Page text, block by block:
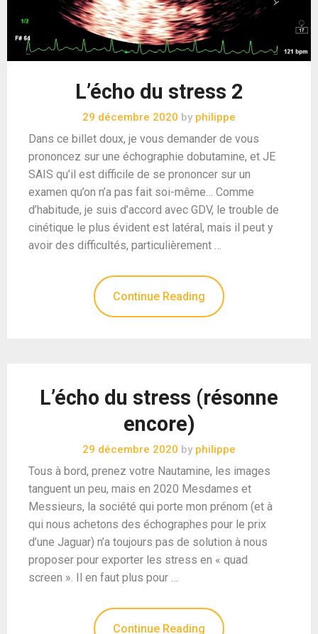
L’écho du stress 2
29 décembre 2020 by philippe
Dans ce billet doux, je vous demander de vous
prononcez sur une échographie dobutamine, et JE
SAIS qu’il est difficile de se prononcer sur un
examen qu’on n’a pas fait soi-même… Comme
d’habitude, je suis d’accord avec GDV, le trouble de
cinétique le plus évident est latéral, mais il peut y
avoir des difficultés, particulièrement …
Continue Reading
L’écho du stress (résonne
encore)
29 décembre 2020 by philippe
Tous à bord, prenez votre Nautamine, les images
tanguent un peu, mais en 2020 Mesdames et
Messieurs, la société qui porte mon prénom (et à
qui nous achetons des échographes pour le prix
d’une Jaguar) n’a toujours pas de solution à nous
proposer pour exporter les stress en « quad
screen ». Il en faut plus pour …
Continue Reading